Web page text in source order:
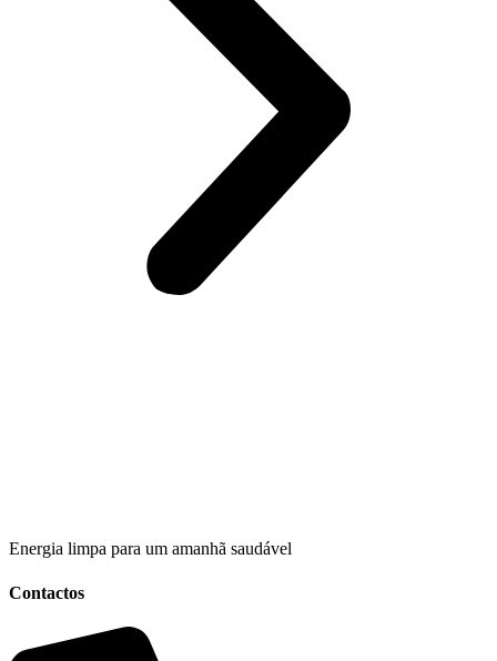
Energia limpa para um amanhã saudável
Contactos